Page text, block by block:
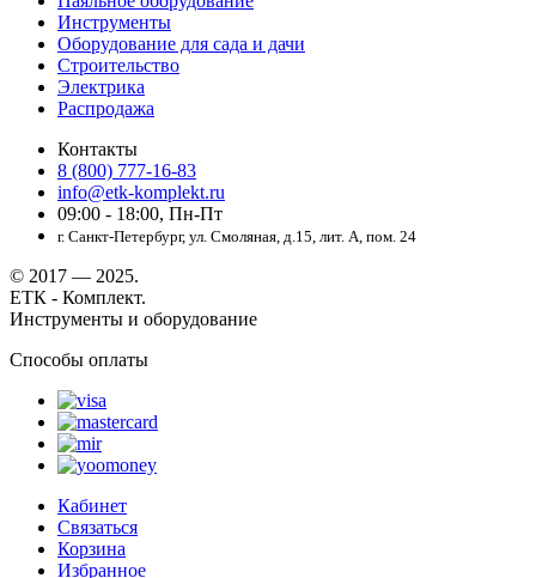
Инструменты
Оборудование для сада и дачи
Строительство
Электрика
Распродажа
Контакты
8 (800) 777-16-83
info@etk-komplekt.ru
09:00 - 18:00, Пн-Пт
г. Санкт-Петербург, ул. Смоляная, д.15, лит. А, пом. 24
© 2017 — 2025.
ЕТК - Комплект.
Инструменты и оборудование
Способы оплаты
Кабинет
Связаться
Корзина
Избранное